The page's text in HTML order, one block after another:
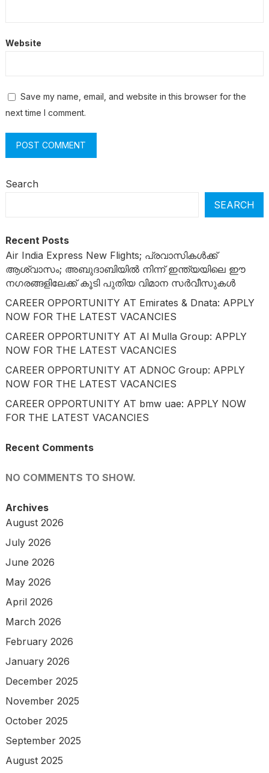
Website
Save my name, email, and website in this browser for the
next time I comment.
Search
SEARCH
Recent Posts
Air India Express New Flights; പ്രവാസികൾക്ക്
ആശ്വാസം; അബുദാബിയിൽ നിന്ന് ഇന്ത്യയിലെ ഈ
നഗരങ്ങളിലേക്ക് കൂടി പുതിയ വിമാന സർവീസുകൾ
CAREER OPPORTUNITY AT Emirates & Dnata: APPLY
NOW FOR THE LATEST VACANCIES
CAREER OPPORTUNITY AT Al Mulla Group: APPLY
NOW FOR THE LATEST VACANCIES
CAREER OPPORTUNITY AT ADNOC Group: APPLY
NOW FOR THE LATEST VACANCIES
CAREER OPPORTUNITY AT bmw uae: APPLY NOW
FOR THE LATEST VACANCIES
Recent Comments
NO COMMENTS TO SHOW.
Archives
August 2026
July 2026
June 2026
May 2026
April 2026
March 2026
February 2026
January 2026
December 2025
November 2025
October 2025
September 2025
August 2025